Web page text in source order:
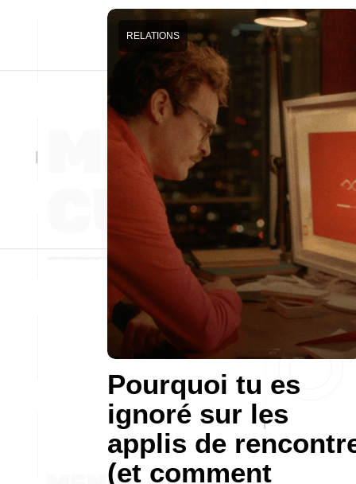
Pourquoi tu es
ignoré sur les
applis de
(et comment
RELATIONS